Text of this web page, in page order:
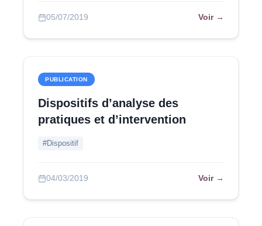
05/07/2019 Voir →
PUBLICATION
Dispositifs d’analyse des
pratiques et d’intervention
#Dispositif
04/03/2019 Voir →